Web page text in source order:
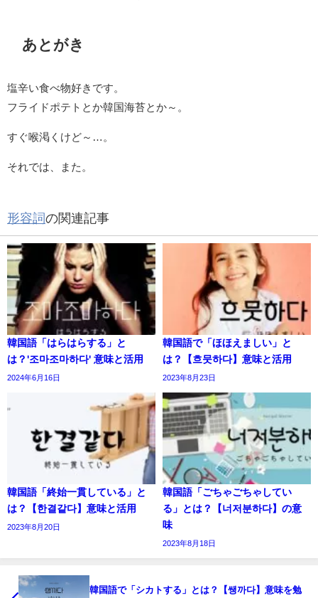
あとがき
塩辛い食べ物好きです。
フライドポテトとか韓国海苔とか～。
すぐ喉渇くけど～…。
それでは、また。
形容詞の関連記事
韓国語「はらはらする」と
は？'조마조마하다' 意味と活用
2024年6月16日
韓国語で「ほほえましい」と
は？【흐뭇하다】意味と活用
2023年8月23日
韓国語「終始一貫している」と
は？【한결같다】意味と活用
2023年8月20日
韓国語「ごちゃごちゃしてい
る」とは？【너저분하다】の意
味
2023年8月18日
韓国語で「シカトする」とは？【쌩까다】意味を勉